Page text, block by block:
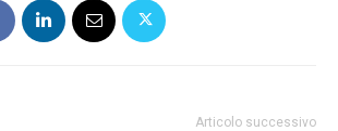
Articolo successivo